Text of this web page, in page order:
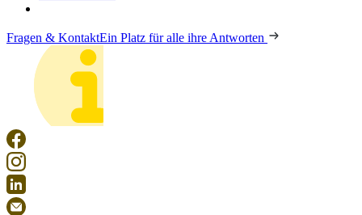
Fragen & KontaktEin Platz für alle ihre Antworten